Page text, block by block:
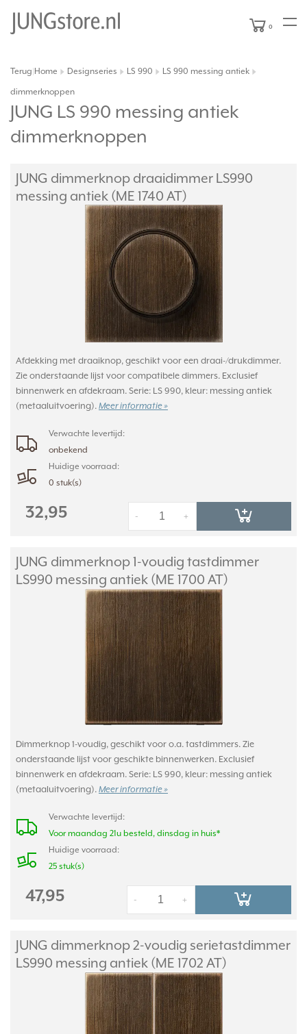
0
Terug Home Designseries LS 990 LS 990 messing antiek
dimmerknoppen
JUNG LS 990 messing antiek
dimmerknoppen
JUNG dimmerknop draaidimmer LS990
messing antiek (ME 1740 AT)
Afdekking met draaiknop, geschikt voor een draai-/drukdimmer.
Zie onderstaande lijst voor compatibele dimmers. Exclusief
binnenwerk en afdekraam. Serie: LS 990, kleur: messing antiek
(metaaluitvoering). Meer informatie »
Verwachte levertijd:
onbekend
Huidige voorraad:
0 stuk(s)
32,95 +
-
JUNG dimmerknop 1-voudig tastdimmer
LS990 messing antiek (ME 1700 AT)
Dimmerknop 1-voudig, geschikt voor o.a. tastdimmers. Zie
onderstaande lijst voor geschikte binnenwerken. Exclusief
binnenwerk en afdekraam. Serie: LS 990, kleur: messing antiek
(metaaluitvoering). Meer informatie »
Verwachte levertijd:
Voor maandag 21u besteld, dinsdag in huis*
Huidige voorraad:
25 stuk(s)
47,95 +
-
JUNG dimmerknop 2-voudig serietastdimmer
LS990 messing antiek (ME 1702 AT)